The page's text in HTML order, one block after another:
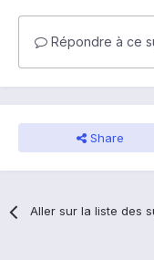
Répondre à ce
Share
Aller sur la liste des